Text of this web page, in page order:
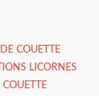
COUETTE
LICORNES
COUETTE